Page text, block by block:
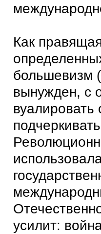
Как
большевизм
вынужден, с
усилит: